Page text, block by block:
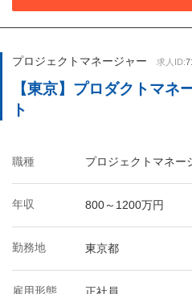
プロジェクトマネージャー 求人ID:
【東京】プロダクトマネ
ト
職種 プロジェクトマネー
年収 800～1200万円
勤務地 東京都
雇用形態